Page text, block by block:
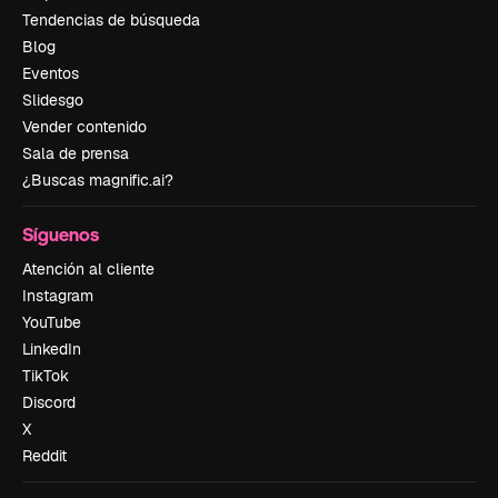
Tendencias de búsqueda
Blog
Eventos
Slidesgo
Vender contenido
Sala de prensa
¿Buscas magnific.ai?
Síguenos
Atención al cliente
Instagram
YouTube
LinkedIn
TikTok
Discord
X
Reddit